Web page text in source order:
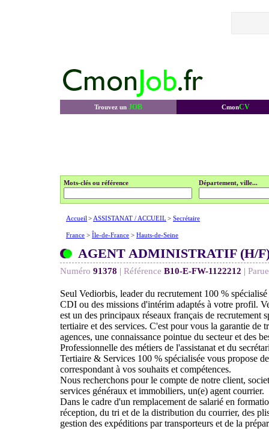
Trouvez un JOB CmonCV
Mots-clés ou référence Département, ville...
Accueil > ASSISTANAT / ACCUEIL > Secrétaire
France > Île-de-France > Hauts-de-Seine
AGENT ADMINISTRATIF (H/
Numéro 91378 | Référence B10-E-FW-1122212 |
Seul Vediorbis, leader du recrutement 100 %
CDI ou des missions d'intérim adaptés à votre profil.
est un des principaux réseaux français de recrutement
tertiaire et des services. C'est pour vous la garantie de
agences, une connaissance pointue du secteur et des
Professionnelle des métiers de l'assistanat et du
Tertiaire & Services 100 % spécialisée vous propose
correspondant à vos souhaits et compétences.
Nous recherchons pour le compte de notre client,
services généraux et immobiliers, un(e) agent courrier.
Dans le cadre d'un remplacement de salarié en
réception, du tri et de la distribution du courrier, des
gestion des expéditions par transporteurs et de la